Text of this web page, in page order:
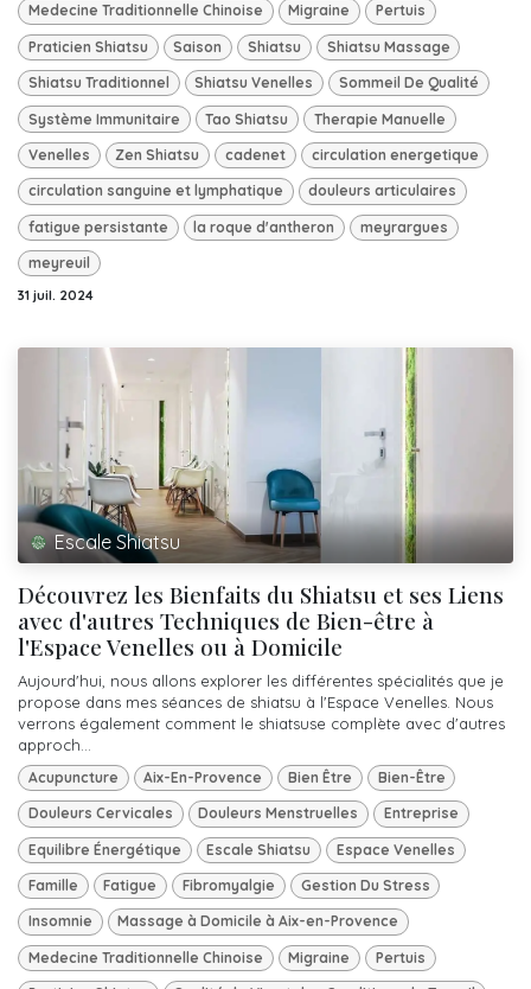
Medecine Traditionnelle Chinoise Migraine Pertuis
Praticien Shiatsu Saison Shiatsu Shiatsu Massage
Shiatsu Traditionnel Shiatsu Venelles Sommeil De Qualité
Système Immunitaire Tao Shiatsu Therapie Manuelle
Venelles Zen Shiatsu cadenet circulation energetique
circulation sanguine et lymphatique douleurs articulaires
fatigue persistante la roque d'antheron meyrargues
meyreuil
31 juil. 2024
Escale Shiatsu
Découvrez les Bienfaits du Shiatsu et ses Liens
avec d'autres Techniques de Bien-être à
l'Espace Venelles ou à Domicile
Aujourd'hui, nous allons explorer les différentes spécialités que je
propose dans mes séances de shiatsu à l'Espace Venelles. Nous
verrons également comment le shiatsuse complète avec d'autres
approch...
Acupuncture Aix-En-Provence Bien Être Bien-Être
Douleurs Cervicales Douleurs Menstruelles Entreprise
Equilibre Énergétique Escale Shiatsu Espace Venelles
Famille Fatigue Fibromyalgie Gestion Du Stress
Insomnie Massage à Domicile à Aix-en-Provence
Medecine Traditionnelle Chinoise Migraine Pertuis